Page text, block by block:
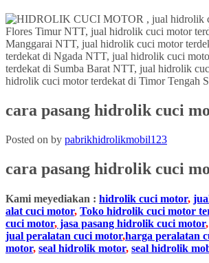
cara pasang hidrolik cuci
Posted on by pabrikhidrolikmobil123
cara pasang hidrolik cuci
Kami meyediakan : hidrolik cuci motor,
alat cuci motor, Toko hidrolik cuci motor
cuci motor, jasa pasang hidrolik cuci motor,
jual peralatan cuci motor,harga peralatan
motor, seal hidrolik motor, seal hidrolik